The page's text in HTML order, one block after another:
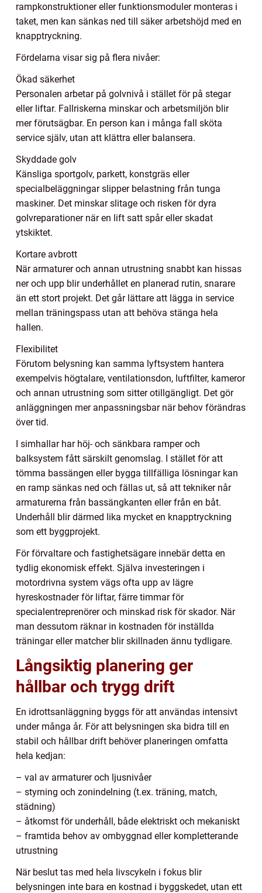
rampkonstruktioner eller funktionsmoduler monteras i
taket, men kan sänkas ned till säker arbetshöjd med en
knapptryckning.
Fördelarna visar sig på flera nivåer:
Ökad säkerhet
Personalen arbetar på golvnivå i stället för på stegar
eller liftar. Fallriskerna minskar och arbetsmiljön blir
mer förutsägbar. En person kan i många fall sköta
service själv, utan att klättra eller balansera.
Skyddade golv
Känsliga sportgolv, parkett, konstgräs eller
specialbeläggningar slipper belastning från tunga
maskiner. Det minskar slitage och risken för dyra
golvreparationer när en lift satt spår eller skadat
ytskiktet.
Kortare avbrott
När armaturer och annan utrustning snabbt kan hissas
ner och upp blir underhållet en planerad rutin, snarare
än ett stort projekt. Det går lättare att lägga in service
mellan träningspass utan att behöva stänga hela
hallen.
Flexibilitet
Förutom belysning kan samma lyftsystem hantera
exempelvis högtalare, ventilationsdon, luftfilter, kameror
och annan utrustning som sitter otillgängligt. Det gör
anläggningen mer anpassningsbar när behov förändras
över tid.
I simhallar har höj- och sänkbara ramper och
balksystem fått särskilt genomslag. I stället för att
tömma bassängen eller bygga tillfälliga lösningar kan
en ramp sänkas ned och fällas ut, så att tekniker når
armaturerna från bassängkanten eller från en båt.
Underhåll blir därmed lika mycket en knapptryckning
som ett byggprojekt.
För förvaltare och fastighetsägare innebär detta en
tydlig ekonomisk effekt. Själva investeringen i
motordrivna system vägs ofta upp av lägre
hyreskostnader för liftar, färre timmar för
specialentreprenörer och minskad risk för skador. När
man dessutom räknar in kostnaden för inställda
träningar eller matcher blir skillnaden ännu tydligare.
Långsiktig planering ger
hållbar och trygg drift
En idrottsanläggning byggs för att användas intensivt
under många år. För att belysningen ska bidra till en
stabil och hållbar drift behöver planeringen omfatta
hela kedjan:
– val av armaturer och ljusnivåer
– styrning och zonindelning (t.ex. träning, match,
städning)
– åtkomst för underhåll, både elektriskt och mekaniskt
– framtida behov av ombyggnad eller kompletterande
utrustning
När beslut tas med hela livscykeln i fokus blir
belysningen inte bara en kostnad i byggskedet, utan ett